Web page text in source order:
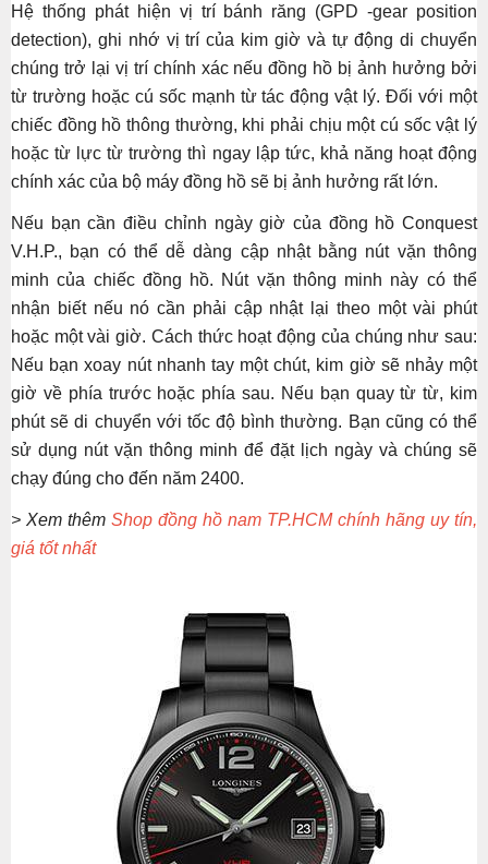
Hệ thống phát hiện vị trí bánh răng (GPD -gear position
detection), ghi nhớ vị trí của kim giờ và tự động di chuyển
chúng trở lại vị trí chính xác nếu đồng hồ bị ảnh hưởng bởi
từ trường hoặc cú sốc mạnh từ tác động vật lý. Đối với một
chiếc đồng hồ thông thường, khi phải chịu một cú sốc vật lý
hoặc từ lực từ trường thì ngay lập tức, khả năng hoạt động
chính xác của bộ máy đồng hồ sẽ bị ảnh hưởng rất lớn.
Nếu bạn cần điều chỉnh ngày giờ của đồng hồ Conquest
V.H.P., bạn có thể dễ dàng cập nhật bằng nút vặn thông
minh của chiếc đồng hồ. Nút vặn thông minh này có thể
nhận biết nếu nó cần phải cập nhật lại theo một vài phút
hoặc một vài giờ. Cách thức hoạt động của chúng như sau:
Nếu bạn xoay nút nhanh tay một chút, kim giờ sẽ nhảy một
giờ về phía trước hoặc phía sau. Nếu bạn quay từ từ, kim
phút sẽ di chuyển với tốc độ bình thường. Bạn cũng có thể
sử dụng nút vặn thông minh để đặt lịch ngày và chúng sẽ
chạy đúng cho đến năm 2400.
> Xem thêm Shop đồng hồ nam TP.HCM chính hãng uy tín,
giá tốt nhất